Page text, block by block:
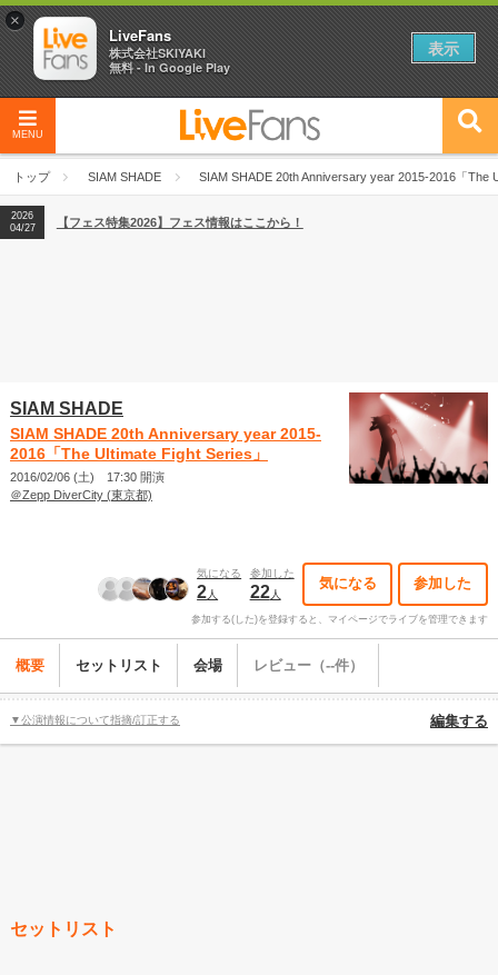
MENU
トップ SIAM SHADE SIAM SHADE 20th Anniversary year 2015-2016「The
2026
04/27
2026
【ライブ動員ランキング】2026年上半期編発表！
2026
04/27
【フェス特集2026】フェス情報はここから！
SIAM SHADE
SIAM SHADE 20th Anniversary year 2015-
2016「The Ultimate Fight Series」
2016/02/06 (土) 17:30 開演
＠Zepp DiverCity (東京都)
気になる
2人
参加した
22人
気になる 参加した
参加する(した)を登録すると、マイページでライブを管理できます
概要 セットリスト 会場 レビュー（--件）
▼公演情報について指摘/訂正する 編集する
セットリスト
×
LiveFans
株式会社SKIYAKI
無料 - In Google Play
表示